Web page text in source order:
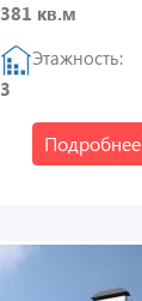
381 кв.м
Этажность:
3
Подробнее